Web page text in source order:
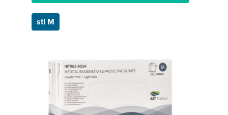
stl M